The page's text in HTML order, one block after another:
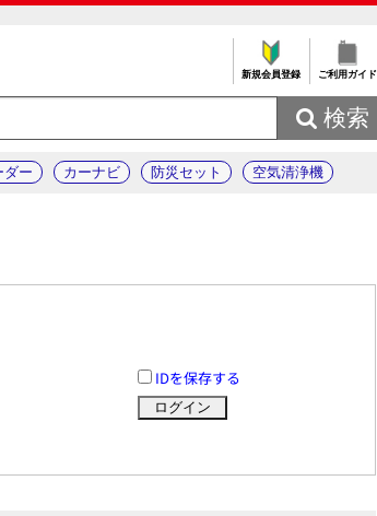
新規会員登録 ご利用ガイド
 検索
ダー カーナビ 防災セット 空気清浄機
IDを保存する